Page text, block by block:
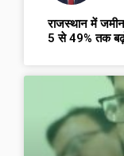
राजस्थान में
5 से 49% तक